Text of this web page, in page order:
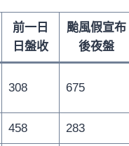
前一日
日盤收
颱風假宣布
後夜盤
308 675
458 283